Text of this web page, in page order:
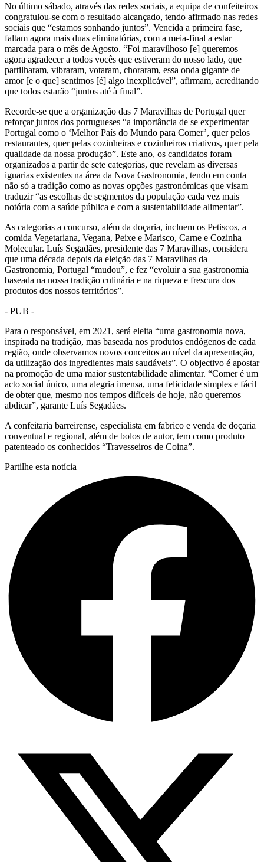
No último sábado, através das redes sociais, a equipa de confeiteiros
congratulou-se com o resultado alcançado, tendo afirmado nas redes
sociais que “estamos sonhando juntos”. Vencida a primeira fase,
faltam agora mais duas eliminatórias, com a meia-final a estar
marcada para o mês de Agosto. “Foi maravilhoso [e] queremos
agora agradecer a todos vocês que estiveram do nosso lado, que
partilharam, vibraram, votaram, choraram, essa onda gigante de
amor [e o que] sentimos [é] algo inexplicável”, afirmam, acreditando
que todos estarão “juntos até à final”.
Recorde-se que a organização das 7 Maravilhas de Portugal quer
reforçar juntos dos portugueses “a importância de se experimentar
Portugal como o ‘Melhor País do Mundo para Comer’, quer pelos
restaurantes, quer pelas cozinheiras e cozinheiros criativos, quer pela
qualidade da nossa produção”. Este ano, os candidatos foram
organizados a partir de sete categorias, que revelam as diversas
iguarias existentes na área da Nova Gastronomia, tendo em conta
não só a tradição como as novas opções gastronómicas que visam
traduzir “as escolhas de segmentos da população cada vez mais
notória com a saúde pública e com a sustentabilidade alimentar”.
As categorias a concurso, além da doçaria, incluem os Petiscos, a
comida Vegetariana, Vegana, Peixe e Marisco, Carne e Cozinha
Molecular. Luís Segadães, presidente das 7 Maravilhas, considera
que uma década depois da eleição das 7 Maravilhas da
Gastronomia, Portugal “mudou”, e fez “evoluir a sua gastronomia
baseada na nossa tradição culinária e na riqueza e frescura dos
produtos dos nossos territórios”.
- PUB -
Para o responsável, em 2021, será eleita “uma gastronomia nova,
inspirada na tradição, mas baseada nos produtos endógenos de cada
região, onde observamos novos conceitos ao nível da apresentação,
da utilização dos ingredientes mais saudáveis”. O objectivo é apostar
na promoção de uma maior sustentabilidade alimentar. “Comer é um
acto social único, uma alegria imensa, uma felicidade simples e fácil
de obter que, mesmo nos tempos difíceis de hoje, não queremos
abdicar”, garante Luís Segadães.
A confeitaria barreirense, especialista em fabrico e venda de doçaria
conventual e regional, além de bolos de autor, tem como produto
patenteado os conhecidos “Travesseiros de Coina”.
Partilhe esta notícia